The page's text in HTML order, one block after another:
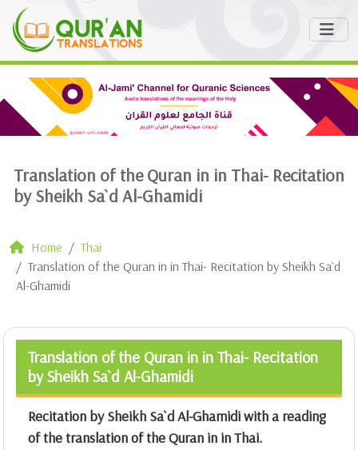
Translation of the Quran in in Thai- Recitation
by Sheikh Sa`d Al-Ghamidi
Home
Thai
Translation of the Quran in in Thai- Recitation by Sheikh Sa`d
Al-Ghamidi
Translation of the Quran in in Thai- Recitation
by Sheikh Sa`d Al-Ghamidi
Recitation by Sheikh Sa`d Al-Ghamidi with a reading
of the translation of the Quran in in Thai.